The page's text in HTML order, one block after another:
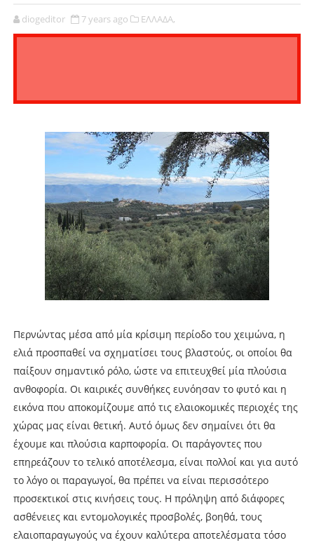
diogeditor 7 years ago ΕΛΛΑΔΑ,
Περνώντας μέσα από μία κρίσιμη περίοδο του χειμώνα, η
ελιά προσπαθεί να σχηματίσει τους βλαστούς, οι οποίοι θα
παίξουν σημαντικό ρόλο, ώστε να επιτευχθεί μία πλούσια
ανθοφορία. Οι καιρικές συνθήκες ευνόησαν το φυτό και η
εικόνα που αποκομίζουμε από τις ελαιοκομικές περιοχές της
χώρας μας είναι θετική. Αυτό όμως δεν σημαίνει ότι θα
έχουμε και πλούσια καρποφορία. Οι παράγοντες που
επηρεάζουν το τελικό αποτέλεσμα, είναι πολλοί και για αυτό
το λόγο οι παραγωγοί, θα πρέπει να είναι περισσότερο
προσεκτικοί στις κινήσεις τους. Η πρόληψη από διάφορες
ασθένειες και εντομολογικές προσβολές, βοηθά, τους
ελαιοπαραγωγούς να έχουν καλύτερα αποτελέσματα τόσο